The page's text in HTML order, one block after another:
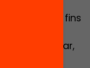
o
setmana fins
es
(escolar,